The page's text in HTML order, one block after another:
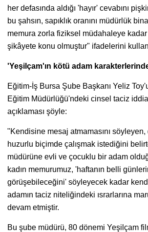
her defasında aldığı 'hayır' cevabını
bu şahsın, sapıklık oranını müdürlük
memura zorla fiziksel müdahaleye kadar
şikâyete konu olmuştur" ifadelerini
'Yeşilçam'ın kötü adam
Eğitim-İş Bursa Şube Başkanı Yeliz
Eğitim Müdürlüğü'ndeki cinsel taciz
açıklaması şöyle:
"Kendisine mesaj atmamasını
huzurlu biçimde çalışmak istediğini
müdürüne evli ve çocuklu bir adam
kadın memurumuz, 'haftanın belli
görüşebileceğini' söyleyecek kadar
adamın taciz niteliğindeki ısrarlarına
devam etmiştir.
Bu şube müdürü, 80 dönemi Yeşilçam